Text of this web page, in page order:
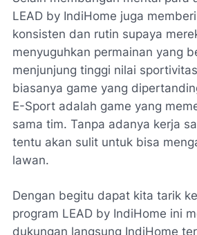
LEAD by IndiHome juga
konsisten dan rutin supaya
menyuguhkan permainan yang
menjunjung tinggi nilai
biasanya game yang
E-Sport adalah game yang
sama tim. Tanpa adanya kerja
tentu akan sulit untuk bisa
lawan.
Dengan begitu dapat kita tarik
program LEAD by IndiHome ini
dukungan langsung IndiHome